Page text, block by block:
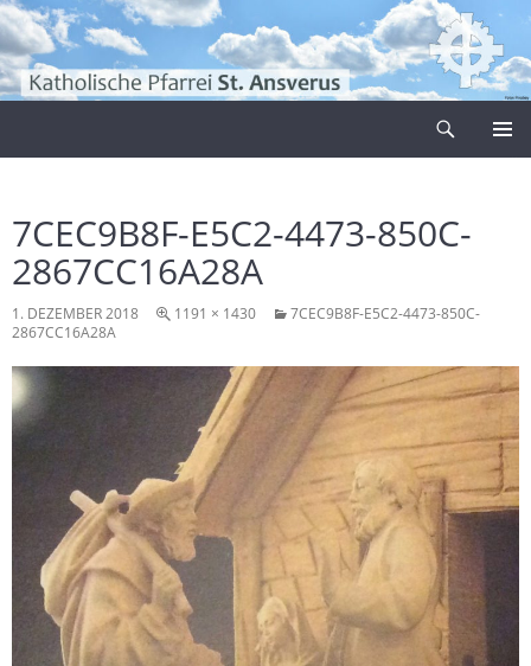
Zum
Inhalt
springen
7CEC9B8F-E5C2-4473-850C-
2867CC16A28A
1. DEZEMBER 2018 1191 × 1430
7CEC9B8F-E5C2-4473-850C-
2867CC16A28A